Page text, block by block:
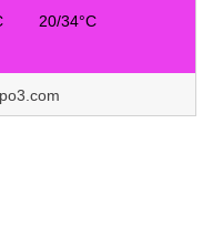
20/34°C